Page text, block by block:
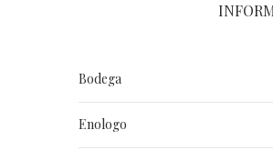
Bodega
Enologo